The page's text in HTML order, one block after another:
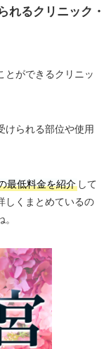
れるクリニック・
とができるクリニッ
けられる部位や使用
最低料金を紹介して
しくまとめているの